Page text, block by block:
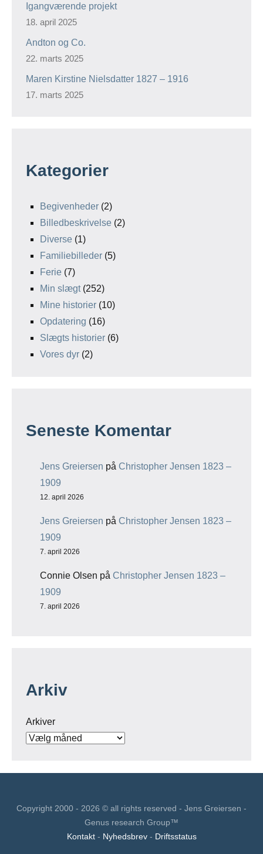
Igangværende projekt
18. april 2025
Andton og Co.
22. marts 2025
Maren Kirstine Nielsdatter 1827 – 1916
17. marts 2025
Kategorier
Begivenheder (2)
Billedbeskrivelse (2)
Diverse (1)
Familiebilleder (5)
Ferie (7)
Min slægt(252)
Mine historier (10)
Opdatering (16)
Slægts historier (6)
Vores dyr (2)
Seneste Komentar
Jens Greiersen på Christopher Jensen 1823 –
1909
12. april 2026
Jens Greiersen på Christopher Jensen 1823 –
1909
7. april 2026
Connie Olsen på Christopher Jensen 1823 –
1909
7. april 2026
Arkiv
Arkiver
Copyright 2000 - 2026 © all rights reserved - Jens Greiersen -
Genus research Group™
Kontakt- Nyhedsbrev- Driftsstatus